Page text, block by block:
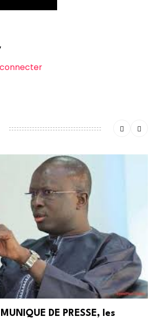
DE PRESSE, les